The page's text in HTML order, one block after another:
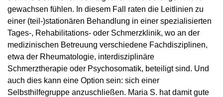
gewachsen fühlen. In diesem Fall raten die Leitlinien zu
einer (teil-)statio­nären Behandlung in einer spezialisierten
Tages-, Rehabilitations- oder Schmerzklinik, wo an der
medizinischen Betreuung verschiedene Fachdisziplinen,
etwa der Rheumatologie, interdisziplinäre
Schmerztherapie oder Psychosomatik, beteiligt sind. Und
auch dies kann eine Option sein: sich einer
Selbsthilfegruppe anzuschließen. Maria S. hat damit gute